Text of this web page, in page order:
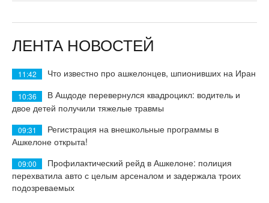
ЛЕНТА НОВОСТЕЙ
11:42 Что известно про ашкелонцев, шпионивших на Иран
10:36
В Ашдоде перевернулся квадроцикл: водитель и
двое детей получили тяжелые травмы
09:31
Регистрация на внешкольные программы в
Ашкелоне открыта!
09:00
Профилактический рейд в Ашкелоне: полиция
перехватила авто с целым арсеналом и задержала троих
подозреваемых